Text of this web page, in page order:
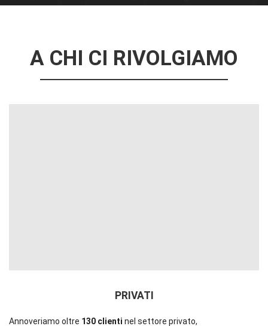
A CHI CI RIVOLGIAMO
PRIVATI
Annoveriamo oltre 130 clienti nel settore privato,